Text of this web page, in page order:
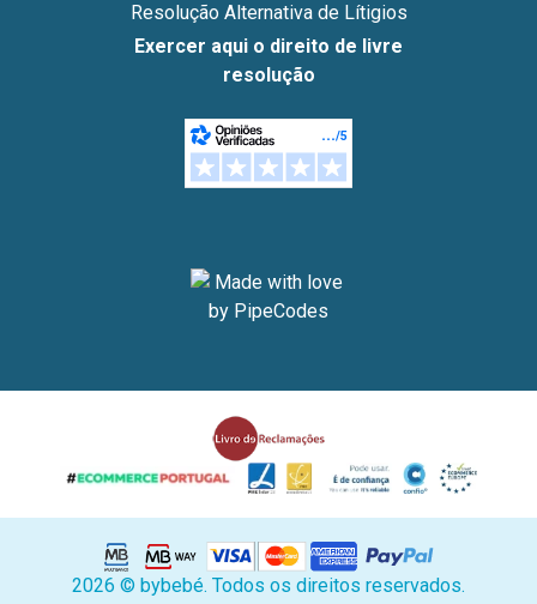
Resolução Alternativa de Lítigios
Exercer aqui o direito de livre
resolução
2026 © bybebé. Todos os direitos reservados.